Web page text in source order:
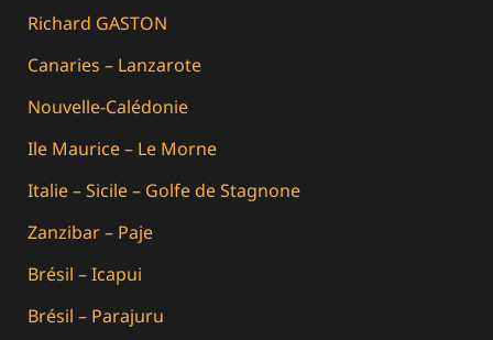
Richard GASTON
Canaries – Lanzarote
Nouvelle-Calédonie
Ile Maurice – Le Morne
Italie – Sicile – Golfe de Stagnone
Zanzibar – Paje
Brésil – Icapui
Brésil – Parajuru